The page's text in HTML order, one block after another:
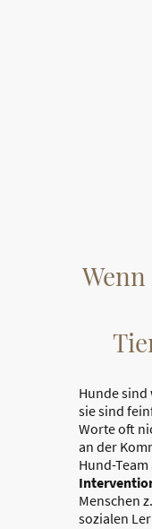
Hunde sind
sie sind
Worte oft
an der
Hund-
Menschen
sozialen